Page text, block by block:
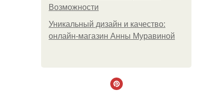
Возможности
Уникальный дизайн и качество:
онлайн-магазин Анны Муравиной